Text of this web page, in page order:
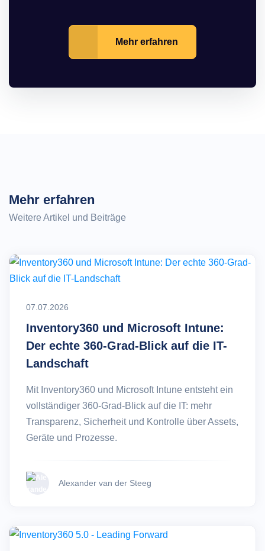
Mehr erfahren
Mehr erfahren
Weitere Artikel und Beiträge
07.07.2026
Inventory360 und Microsoft Intune:
Der echte 360-Grad-Blick auf die IT-
Landschaft
Mit Inventory360 und Microsoft Intune entsteht ein
vollständiger 360-Grad-Blick auf die IT: mehr
Transparenz, Sicherheit und Kontrolle über Assets,
Geräte und Prozesse.
Alexander van der Steeg